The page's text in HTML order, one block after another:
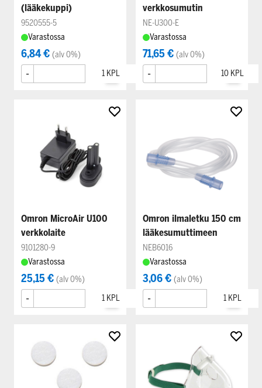
(lääkekuppi)
9520555-5
Varastossa
6,84 € (alv 0%)
-
verkkosumutin
NE-U300-E
Varastossa
71,65 € (alv 0%)
-
Omron MicroAir U100
verkkolaite
9101280-9
Varastossa
25,15 € (alv 0%)
-
Omron ilmaletku 150 cm
lääkesumuttimeen
NEB6016
Varastossa
3,06 € (alv 0%)
-